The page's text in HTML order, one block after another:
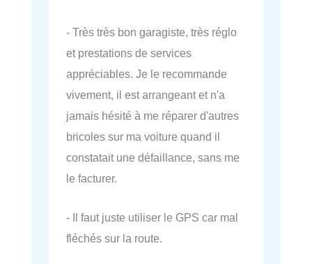
- Très très bon garagiste, très réglo
et prestations de services
appréciables. Je le recommande
vivement, il est arrangeant et n'a
jamais hésité à me réparer d'autres
bricoles sur ma voiture quand il
constatait une défaillance, sans me
le facturer.
- Il faut juste utiliser le GPS car mal
fléchés sur la route.